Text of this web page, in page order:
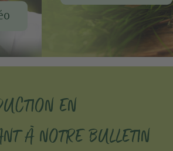
EN
À NOTRE BULLETIN